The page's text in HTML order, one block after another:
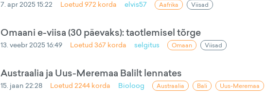
7. apr 2025 15:22 Loetud972 korda elvis57 Aafrika Viisad
Omaani e-viisa (30 päevaks): taotlemisel tõrge
13. veebr 2025 16:49 Loetud367 korda selgitus Omaan Viisad
Austraalia ja Uus-Meremaa Balilt lennates
15. jaan 22:28 Loetud2244 korda Bioloog Austraalia Bali Uus-Meremaa